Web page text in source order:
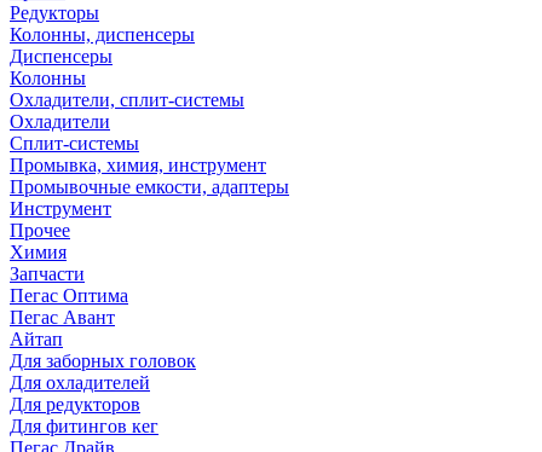
Редукторы
Колонны, диспенсеры
Диспенсеры
Колонны
Охладители, сплит-системы
Охладители
Сплит-системы
Промывка, химия, инструмент
Промывочные емкости, адаптеры
Инструмент
Прочее
Химия
Запчасти
Пегас Оптима
Пегас Авант
Айтап
Для заборных головок
Для охладителей
Для редукторов
Для фитингов кег
Пегас Драйв